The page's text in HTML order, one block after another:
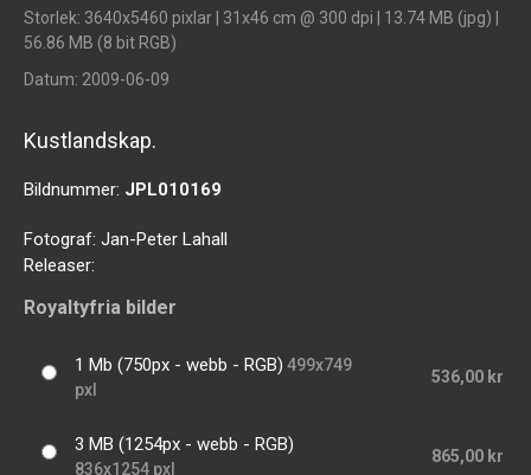
Storlek: 3640x5460 pixlar | 31x46 cm @ 300 dpi | 13.74 MB (jpg) |
56.86 MB (8 bit RGB)
Datum: 2009-06-09
Kustlandskap.
Bildnummer: JPL010169
Fotograf: Jan-Peter Lahall
Releaser:
Royaltyfria bilder
1 Mb (750px - webb - RGB) 499x749
pxl
536,00 kr
3 MB (1254px - webb - RGB)
836x1254 pxl
865,00 kr